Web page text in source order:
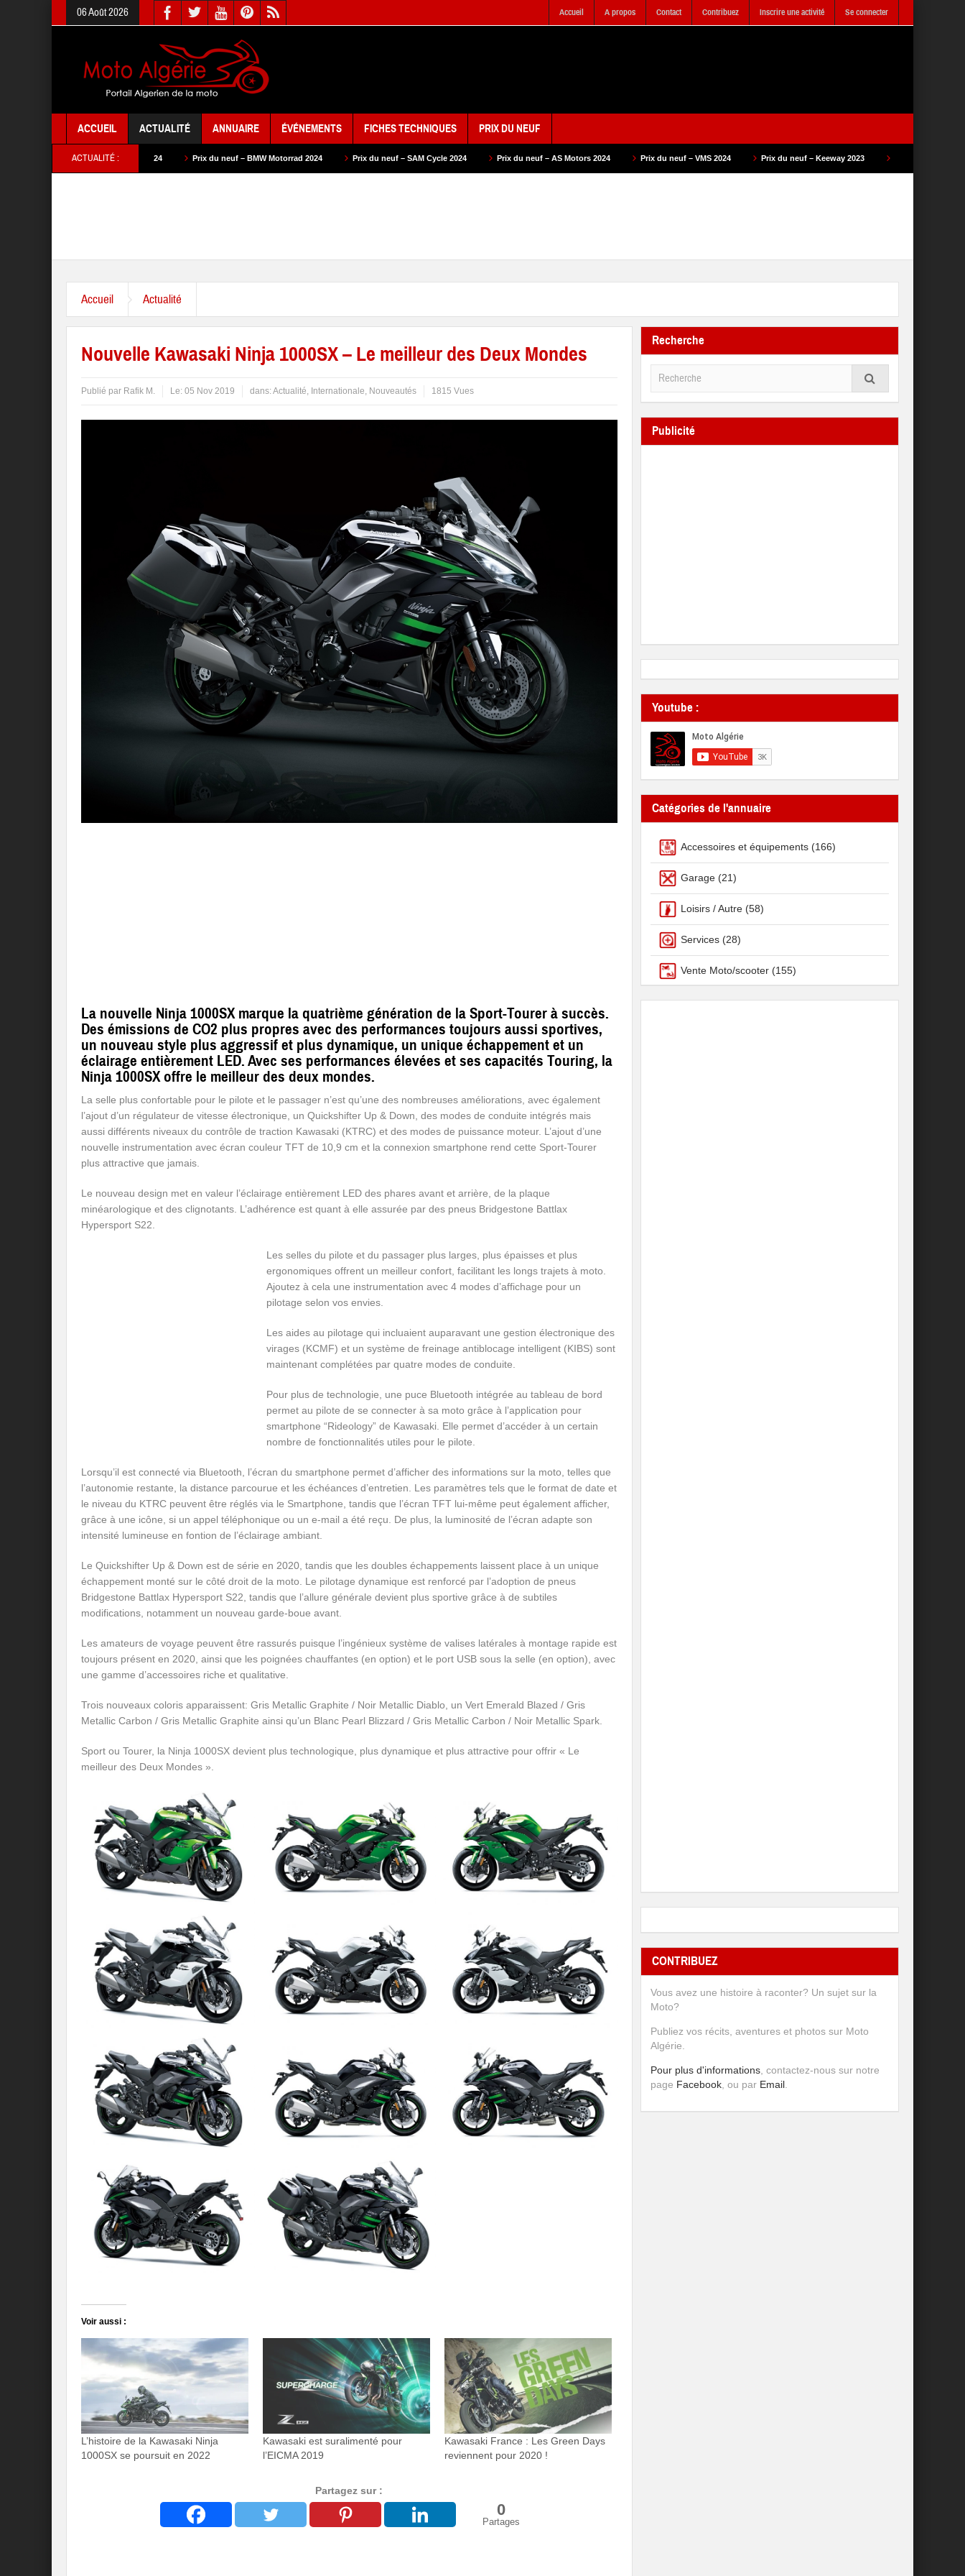
06 Août 2026 Accueil A propos Contact Contribuez Inscrire une activité Se connecter
ACCUEIL ACTUALITÉ ANNUAIRE ÉVÉNEMENTS FICHES TECHNIQUES PRIX DU NEUF
ACTUALITÉ :
du neuf – SYM 2024 Prix du neuf – BMW Motorrad 2024 Prix du neuf – SAM Cycle 2024 Prix du neuf – AS Motors 2024 Prix du neuf – VMS 2024 Prix du neuf – Keeway 2023 Prix du neuf – SAM Cycle 2023
Accueil Actualité
Nouvelle Kawasaki Ninja 1000SX – Le meilleur des Deux Mondes
Publié par Rafik M. Le: 05 Nov 2019 dans:Actualité, Internationale, Nouveautés 1815 Vues
La nouvelle Ninja 1000SX marque la quatrième génération de la Sport-Tourer à succès.
Des émissions de CO2 plus propres avec des performances toujours aussi sportives,
un nouveau style plus aggressif et plus dynamique, un unique échappement et un
éclairage entièrement LED. Avec ses performances élevées et ses capacités Touring, la
Ninja 1000SX offre le meilleur des deux mondes.
La selle plus confortable pour le pilote et le passager n’est qu’une des nombreuses améliorations, avec également
l’ajout d’un régulateur de vitesse électronique, un Quickshifter Up & Down, des modes de conduite intégrés mais
aussi différents niveaux du contrôle de traction Kawasaki (KTRC) et des modes de puissance moteur. L’ajout d’une
nouvelle instrumentation avec écran couleur TFT de 10,9 cm et la connexion smartphone rend cette Sport-Tourer
plus attractive que jamais.
Le nouveau design met en valeur l’éclairage entièrement LED des phares avant et arrière, de la plaque
minéarologique et des clignotants. L’adhérence est quant à elle assurée par des pneus Bridgestone Battlax
Hypersport S22.
Les selles du pilote et du passager plus larges, plus épaisses et plus
ergonomiques offrent un meilleur confort, facilitant les longs trajets à moto.
Ajoutez à cela une instrumentation avec 4 modes d’affichage pour un
pilotage selon vos envies.
Les aides au pilotage qui incluaient auparavant une gestion électronique des
virages (KCMF) et un système de freinage antiblocage intelligent (KIBS) sont
maintenant complétées par quatre modes de conduite.
Pour plus de technologie, une puce Bluetooth intégrée au tableau de bord
permet au pilote de se connecter à sa moto grâce à l’application pour
smartphone “Rideology” de Kawasaki. Elle permet d’accéder à un certain
nombre de fonctionnalités utiles pour le pilote.
Lorsqu’il est connecté via Bluetooth, l’écran du smartphone permet d’afficher des informations sur la moto, telles que
l’autonomie restante, la distance parcourue et les échéances d’entretien. Les paramètres tels que le format de date et
le niveau du KTRC peuvent être réglés via le Smartphone, tandis que l’écran TFT lui-même peut également afficher,
grâce à une icône, si un appel téléphonique ou un e-mail a été reçu. De plus, la luminosité de l’écran adapte son
intensité lumineuse en fontion de l’éclairage ambiant.
Le Quickshifter Up & Down est de série en 2020, tandis que les doubles échappements laissent place à un unique
échappement monté sur le côté droit de la moto. Le pilotage dynamique est renforcé par l’adoption de pneus
Bridgestone Battlax Hypersport S22, tandis que l’allure générale devient plus sportive grâce à de subtiles
modifications, notamment un nouveau garde-boue avant.
Les amateurs de voyage peuvent être rassurés puisque l’ingénieux système de valises latérales à montage rapide est
toujours présent en 2020, ainsi que les poignées chauffantes (en option) et le port USB sous la selle (en option), avec
une gamme d’accessoires riche et qualitative.
Trois nouveaux coloris apparaissent: Gris Metallic Graphite / Noir Metallic Diablo, un Vert Emerald Blazed / Gris
Metallic Carbon / Gris Metallic Graphite ainsi qu’un Blanc Pearl Blizzard / Gris Metallic Carbon / Noir Metallic Spark.
Sport ou Tourer, la Ninja 1000SX devient plus technologique, plus dynamique et plus attractive pour offrir « Le
meilleur des Deux Mondes ».
Voir aussi :
L’histoire de la Kawasaki Ninja
1000SX se poursuit en 2022
Kawasaki est suralimenté pour
l’EICMA 2019
Kawasaki France : Les Green Days
reviennent pour 2020 !
Partagez sur :
0
Partages
Recherche
Publicité
Youtube :
Catégories de l'annuaire
Accessoires et équipements (166)
Garage (21)
Loisirs / Autre (58)
Services (28)
Vente Moto/scooter (155)
CONTRIBUEZ
Vous avez une histoire à raconter? Un sujet sur la
Moto?
Publiez vos récits, aventures et photos sur Moto
Algérie.
Pour plus d'informations , contactez-nous sur notre
page Facebook , ou par Email